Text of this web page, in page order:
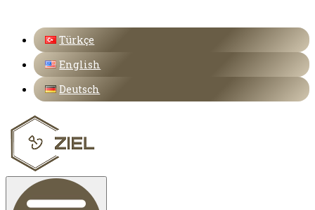
Türkçe
English
Deutsch